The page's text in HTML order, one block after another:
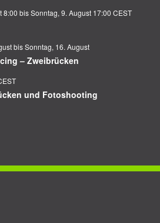
8:00 bisSonntag, 9. August 17:00 CEST
bisSonntag, 16. August
– Zweibrücken
und Fotoshooting